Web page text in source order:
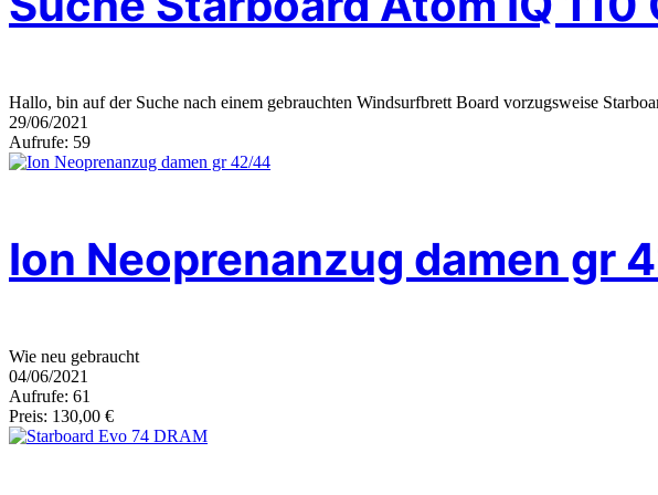
Hallo, bin auf der Suche nach einem gebrauchten Windsurfbrett Board vorzugsweise
29/06/2021
Aufrufe: 59
Ion Neoprenanzug damen gr
Wie neu gebraucht
04/06/2021
Aufrufe: 61
Preis: 130,00 €